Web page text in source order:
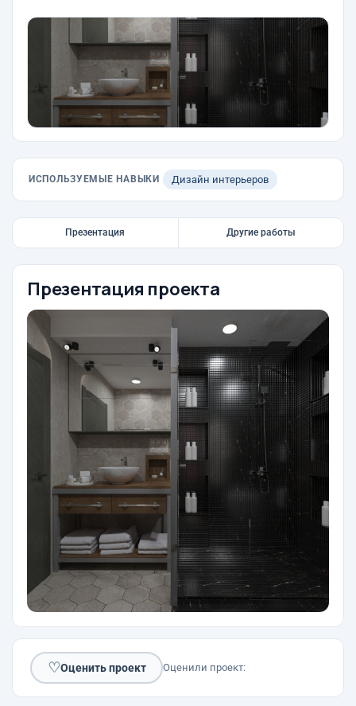
ИСПОЛЬЗУЕМЫЕ НАВЫКИ Дизайн интерьеров
Презентация Другие работы
Презентация проекта
♡Оценить проект Оценили проект: